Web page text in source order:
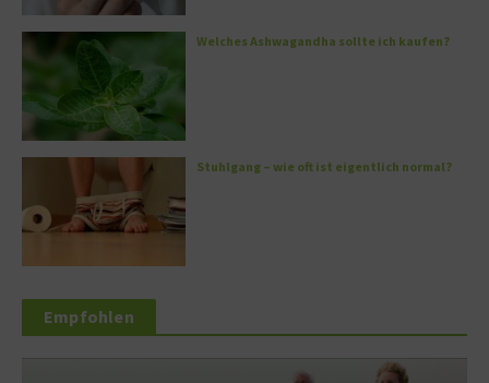
Welches Ashwagandha sollte ich kaufen?
Stuhlgang – wie oft ist eigentlich normal?
Empfohlen